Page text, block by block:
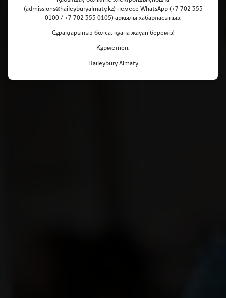
(admissions@haileyburyalmaty.kz) немесе WhatsApp (+7 702 355
0100 / +7 702 355 0105) арқылы хабарласыңыз.
Сұрақтарыңыз болса, қуана жауап береміз!
Құрметпен,
Haileybury Almaty